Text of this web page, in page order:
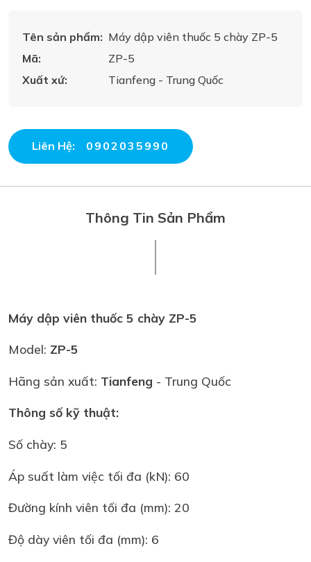
Tên sản phẩm: Máy dập viên thuốc 5 chày ZP-5
Mã:
ZP-5
Xuất xứ:
Tianfeng - Trung Quốc
Liên Hệ: 0902035990
Thông Tin Sản Phẩm
Máy dập viên thuốc 5 chày ZP-5
Model: ZP-5
Hãng sản xuất: Tianfeng - Trung Quốc
Thông số kỹ thuật:
Số chày: 5
Áp suất làm việc tối đa (kN): 60
Đường kính viên tối đa (mm): 20
Độ dày viên tối đa (mm): 6